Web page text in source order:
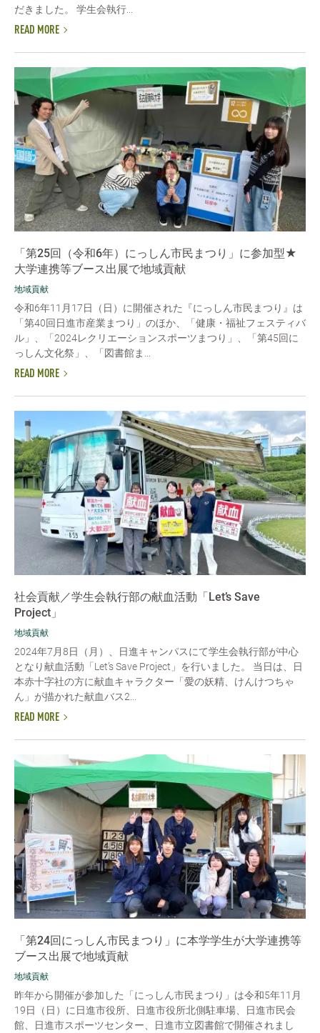
だきました。 学生会執行...
READ MORE
「第25回（令和6年）にっしん市民まつり」に参加型★
大学連携等ブース出展で地域貢献
地域貢献
令和6年11月17日（日）に開催された『にっしん市民まつり』は
「第40回日進市産業まつり」のほか、「健康・福祉フェスティバ
ル」、「2024レクリエーションスポーツまつり」、「第45回に
っしん文化祭」、「図書館ま...
READ MORE
社会貢献／学生会執行部の献血活動「Let’s Save
Project」
地域貢献
2024年7月8日（月）、日進キャンパスにて学生会執行部が中心
となり献血活動「Let’s Save Project」を行いました。 当日は、日
本赤十字社の方に献血キャラクター「愛の妖精、けんけつちゃ
ん」が描かれた献血バス2...
READ MORE
「第24回にっしん市民まつり」に本学学生が大学連携等
ブース出展で地域貢献
地域貢献
昨年から開催が参加した「にっしん市民まつり」は令和5年11月
19日（日）に日進市役所、日進市役所北側駐車場、日進市民会
館、日進市スポーツセンター、日進市立図書館で開催されまし